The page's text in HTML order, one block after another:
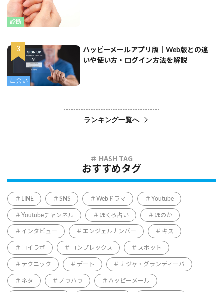
診断
出会い
ハッピーメールアプリ版｜Web版との違
いや使い方・ログイン方法を解説
ランキング一覧へ
おすすめタグ
LINE SNS Webドラマ Youtube
Youtubeチャンネル ほくろ占い ほのか
インタビュー エンジェルナンバー キス
コイラボ コンプレックス スポット
テクニック デート ナジャ・グランディーバ
ネタ ノウハウ ハッピーメール